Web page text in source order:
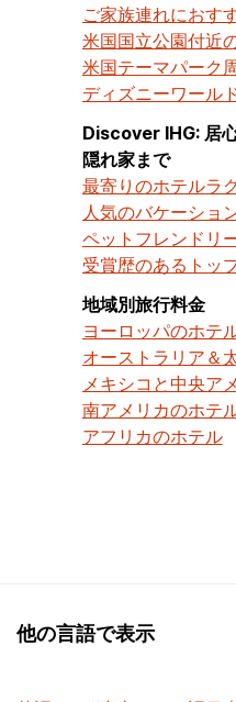
ご家族連れにおす
米国国立公園付近
米国テーマパーク
ディズニーワール
Discover IHG: 居
隠れ家まで
最寄りのホテルラ
人気のバケーショ
ペットフレンドリ
受賞歴のあるトッ
地域別旅行料金
ヨーロッパのホテ
オーストラリア＆
メキシコと中央ア
南アメリカのホテ
アフリカのホテル
他の言語で表示